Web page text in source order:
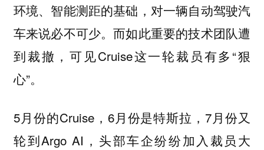
环境、智能测距的基础，对一辆自动驾驶汽
车来说必不可少。而如此重要的技术团队遭
到裁撤，可见Cruise这一轮裁员有多“狠
心”。
5月份的Cruise，6月份是特斯拉，7月份又
轮到Argo AI，头部车企纷纷加入裁员大